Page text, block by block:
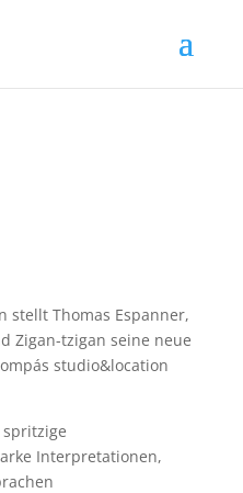
stellt Thomas Espanner,
Zigan-tzigan seine neue
studio&location
spritzige
Interpretationen,